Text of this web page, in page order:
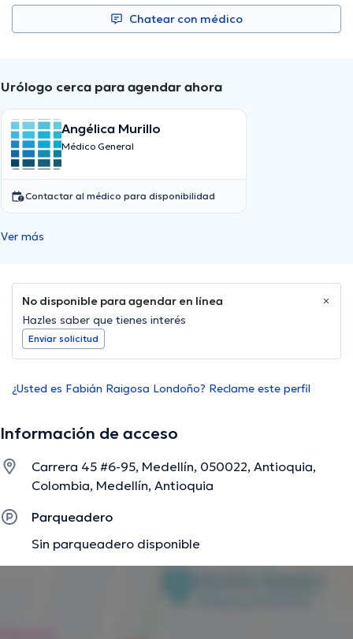
Chatear con médico
Urólogo cerca para agendar ahora
Angélica Murillo
Médico General
Contactar al médico para disponibilidad
Ver más
No disponible para agendar en línea
Hazles saber que tienes interés
Enviar solicitud
¿Usted es Fabián Raigosa Londoño? Reclame este perfil
Información de acceso
Carrera 45 #6-95, Medellín, 050022, Antioquia,
Colombia, Medellín, Antioquia
Parqueadero
Sin parqueadero disponible